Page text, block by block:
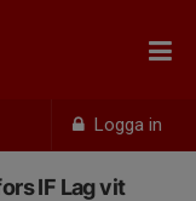
Logga in
IF Lag vit